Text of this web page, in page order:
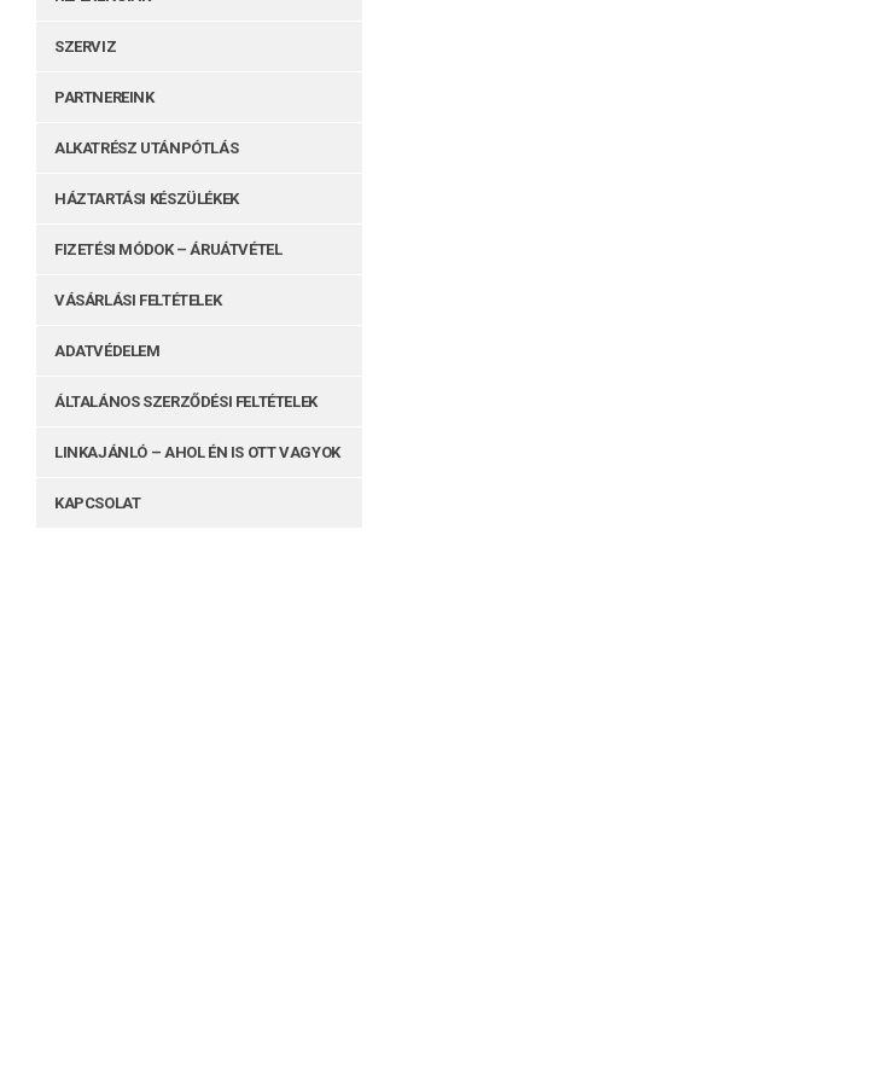
SZERVIZ
PARTNEREINK
ALKATRÉSZ UTÁNPÓTLÁS
HÁZTARTÁSI KÉSZÜLÉKEK
FIZETÉSI MÓDOK – ÁRUÁTVÉTEL
VÁSÁRLÁSI FELTÉTELEK
ADATVÉDELEM
ÁLTALÁNOS SZERZŐDÉSI FELTÉTELEK
LINKAJÁNLÓ – AHOL ÉN IS OTT VAGYOK
KAPCSOLAT